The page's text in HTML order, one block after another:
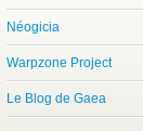
Néogicia
Warpzone Project
Le Blog de Gaea